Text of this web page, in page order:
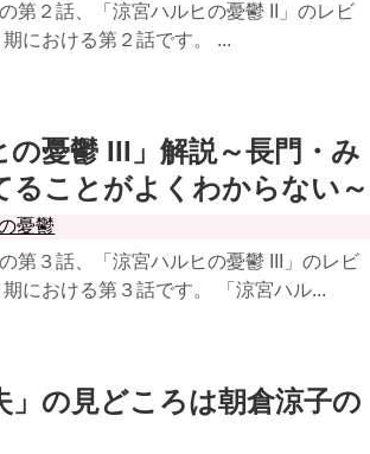
第２話、「涼宮ハルヒの憂鬱 II」のレビ
における第２話です。 ...
憂鬱 III」解説～長門・み
ることがよくわからない～
憂鬱
第３話、「涼宮ハルヒの憂鬱 III」のレビ
における第３話です。 「涼宮ハル...
」の見どころは朝倉涼子の